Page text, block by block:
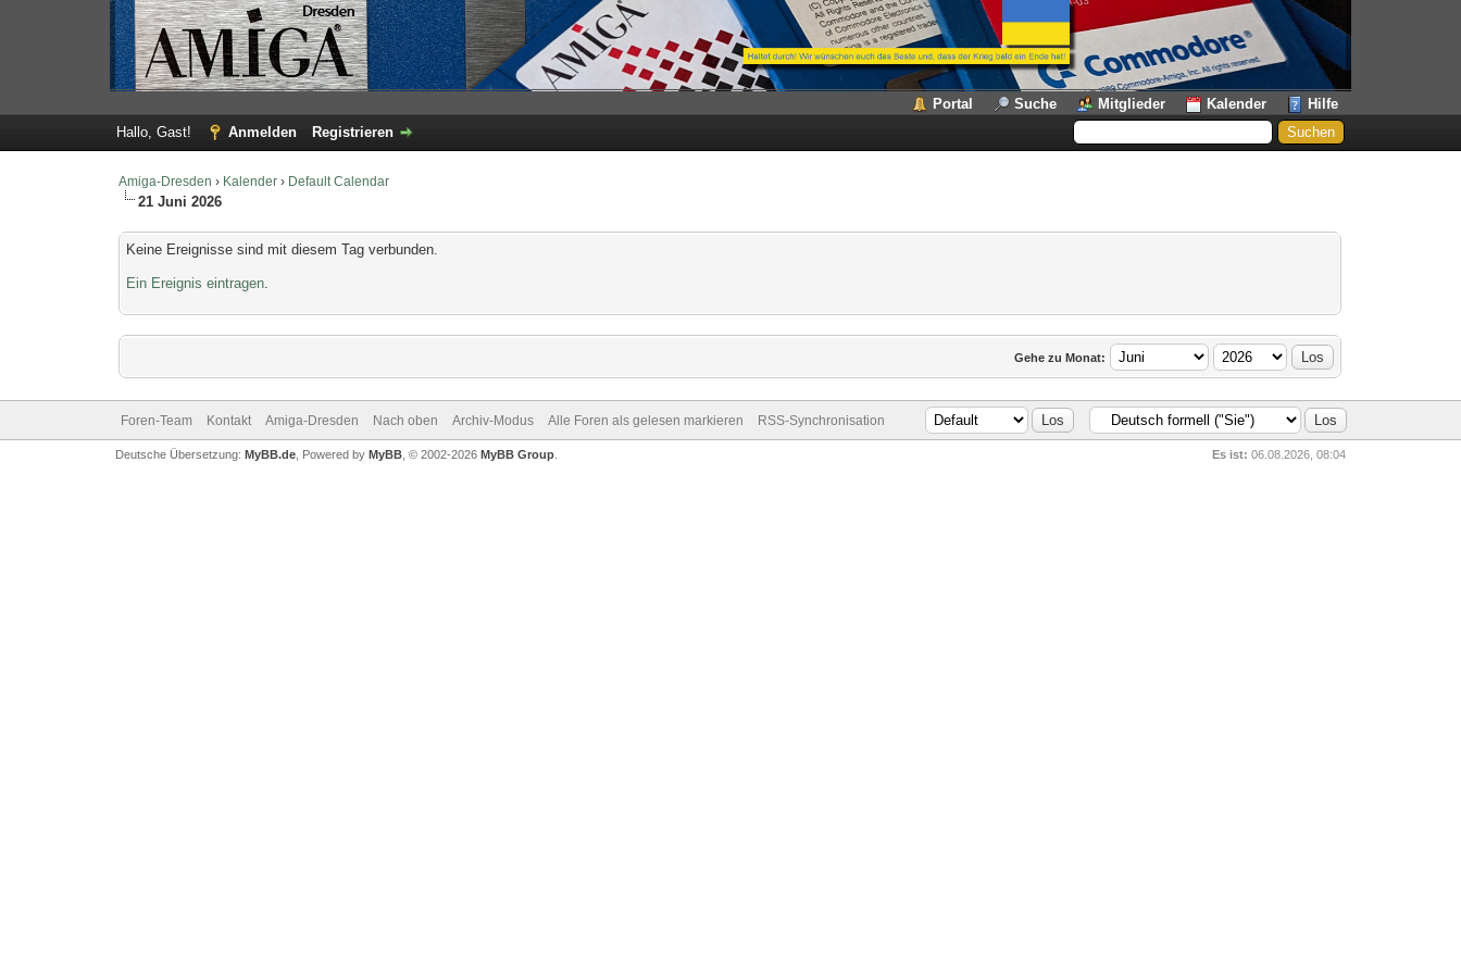
Portal Suche Mitglieder Kalender
Hilfe
Hallo, Gast!
Anmelden Registrieren
Amiga-Dresden › Kalender › Default Calendar
21 Juni 2026
Keine Ereignisse sind mit diesem Tag verbunden.
Ein Ereignis eintragen.
Gehe zu Monat:
Foren-Team Kontakt Amiga-Dresden Nach oben Archiv-Modus Alle Foren als gelesen markieren RSS-Synchronisation
Es ist: 06.08.2026, 08:04
Deutsche Übersetzung: MyBB.de, Powered by MyBB, © 2002-2026 MyBB Group.